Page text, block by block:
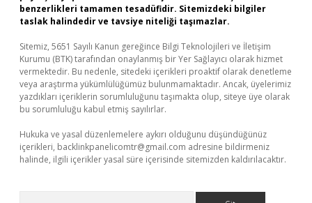
benzerlikleri tamamen tesadüfidir. Sitemizdeki bilgiler
taslak halindedir ve tavsiye niteliği taşımazlar.
Sitemiz, 5651 Sayılı Kanun gereğince Bilgi Teknolojileri ve İletişim
Kurumu (BTK) tarafından onaylanmış bir Yer Sağlayıcı olarak hizmet
vermektedir. Bu nedenle, sitedeki içerikleri proaktif olarak denetleme
veya araştırma yükümlülüğümüz bulunmamaktadır. Ancak, üyelerimiz
yazdıkları içeriklerin sorumluluğunu taşımakta olup, siteye üye olarak
bu sorumluluğu kabul etmiş sayılırlar.
Hukuka ve yasal düzenlemelere aykırı olduğunu düşündüğünüz
içerikleri, backlinkpanelicomtr@gmail.com adresine bildirmeniz
halinde, ilgili içerikler yasal süre içerisinde sitemizden kaldırılacaktır.